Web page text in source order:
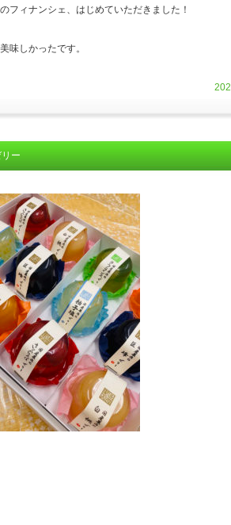
フィナンシェ、はじめていただきました！
味しかったです。
ー